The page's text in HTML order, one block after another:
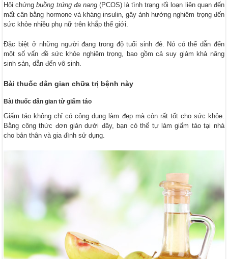
Hội chứngbuồng trứng đa nang(PCOS) là tình trạng rối loạn liên quan đến
mất cân bằng hormone và kháng insulin, gây ảnh hưởng nghiêm trọng đến
sức khỏe nhiều phụ nữ trên khắp thế giới.
Đặc biệt ở những người đang trong độ tuổi sinh đẻ. Nó có thể dẫn đến
một số vấn đề sức khỏe nghiêm trọng, bao gồm cả suy giảm khả năng
sinh sản, dẫn đến vô sinh.
Bài thuốc dân gian chữa trị bệnh này
Bài thuốc dân gian từ giấm táo
Giấm táo không chỉ có công dụng làm đẹp mà còn rất tốt cho sức khỏe.
Bằng công thức đơn giản dưới đây, bạn có thể tự làm giấm táo tại nhà
cho bản thân và gia đình sử dụng.